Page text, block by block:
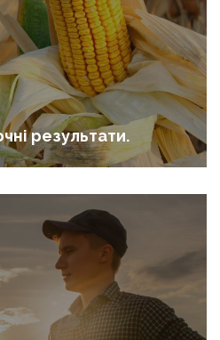
результати.